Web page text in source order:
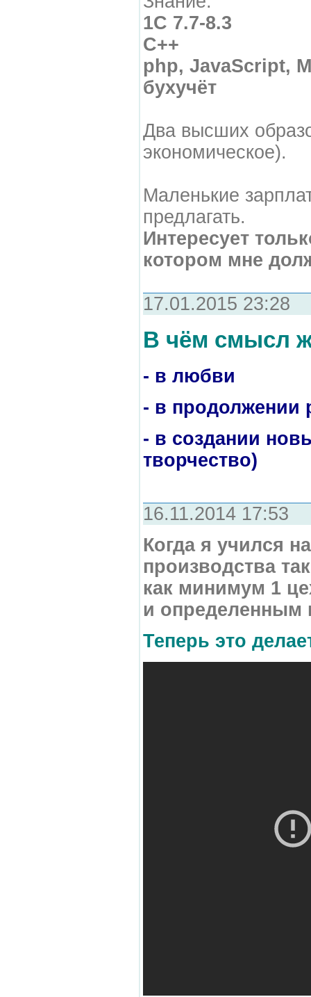
1С 7.7-8.3
С++
php, JavaScript,
бухучёт
Два высших
экономическое).
Маленькие
предлагать.
Интересует
котором мне
17.01.2015 23:28
В чём смысл
- в любви
- в продолжении
- в создании
творчество)
16.11.2014 17:53
Когда я учился
производства
как минимум 1
и определенным
Теперь это